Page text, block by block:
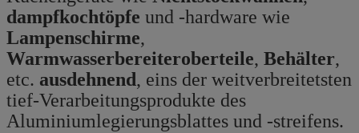
dampfkochtöpfe und -hardware wie
Lampenschirme,
Warmwasserbereiteroberteile, Behälter,
etc. ausdehnend, eins der weitverbreitetsten
tief-Verarbeitungsprodukte des
Aluminiumlegierungsblattes und -streifens.